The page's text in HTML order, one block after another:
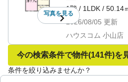
写真を見る
1階/ 1LDK / 50.14
2026/08/05 更新
ハウスコム 小山店
今の検索条件で物件(141件)を
条件を絞り込みませんか？